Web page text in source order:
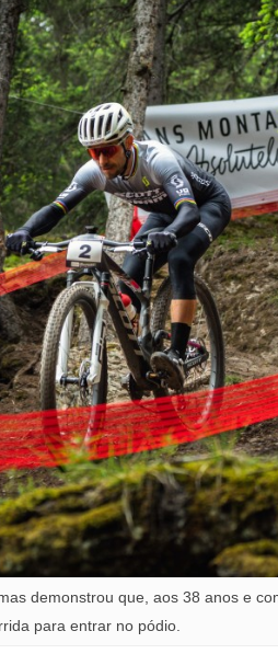
demonstrou que, aos 38 anos e
para entrar no pódio.